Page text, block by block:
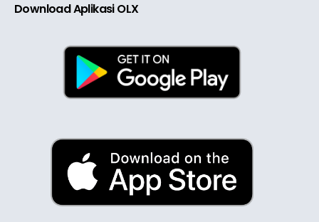
Download Aplikasi OLX